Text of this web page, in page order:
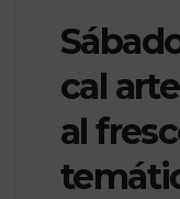
cal
al